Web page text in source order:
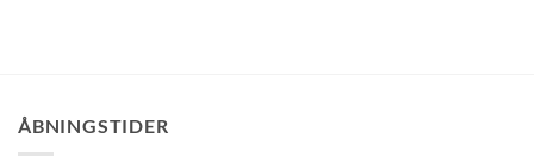
ÅBNINGSTIDER